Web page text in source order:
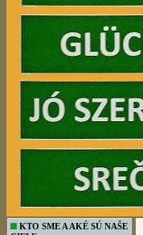
KTO SME A AKÉ SÚ NAŠE